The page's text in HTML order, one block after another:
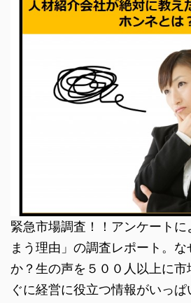
緊急市場調査！！アンケートに
まう理由」の調査レポート。
か？生の声を５００人以上に
ぐに経営に役立つ情報がいっぱ